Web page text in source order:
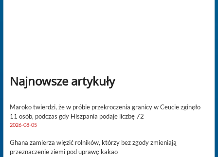
Najnowsze artykuły
Maroko twierdzi, że w próbie przekroczenia granicy w Ceucie zginęło
11 osób, podczas gdy Hiszpania podaje liczbę 72
2026-08-05
Ghana zamierza więzić rolników, którzy bez zgody zmieniają
przeznaczenie ziemi pod uprawę kakao